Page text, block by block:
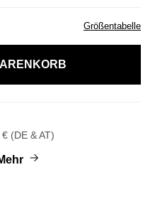
Größentabelle
(DE & AT)